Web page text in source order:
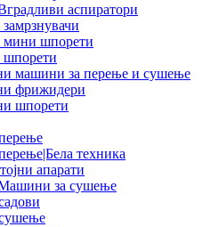
аспиратори
мини шпорети
шпорети
машини за перење и сушење
фрижидери
шпорети
техника
апарати
за сушење